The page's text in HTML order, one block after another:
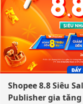
Shopee 8.8 Siêu
Publisher gia